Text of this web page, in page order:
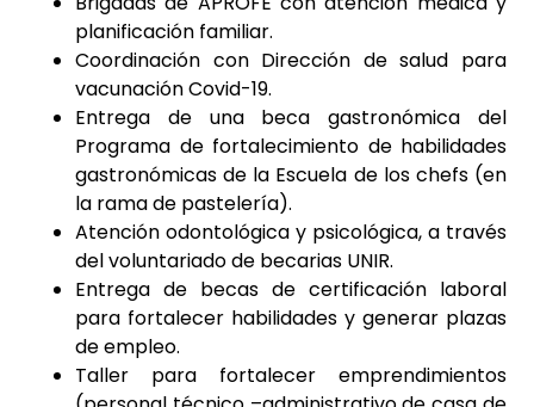
planificación familiar.
Coordinación con Dirección de salud para
vacunación Covid-19.
Entrega de una beca gastronómica del
Programa de fortalecimiento de habilidades
gastronómicas de la Escuela de los chefs (en
la rama de pastelería).
Atención odontológica y psicológica, a través
del voluntariado de becarias UNIR.
Entrega de becas de certificación laboral
para fortalecer habilidades y generar plazas
de empleo.
Taller para fortalecer emprendimientos